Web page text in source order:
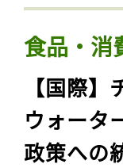
食品・消
【国際
ウォータ
政策への